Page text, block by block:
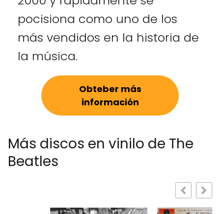
pocisiona como uno de los
más vendidos en la historia de
la música.
Obteber más
información
Más discos en vinilo de The
Beatles